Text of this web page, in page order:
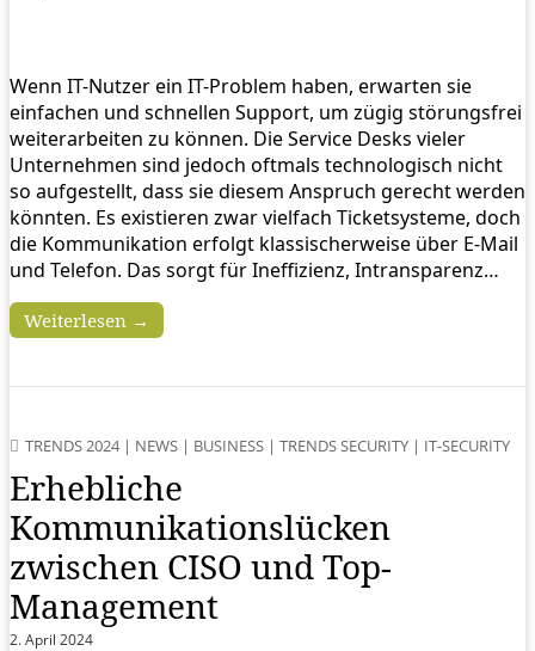
Wenn IT-Nutzer ein IT-Problem haben, erwarten sie
einfachen und schnellen Support, um zügig störungsfrei
weiterarbeiten zu können. Die Service Desks vieler
Unternehmen sind jedoch oftmals technologisch nicht
so aufgestellt, dass sie diesem Anspruch gerecht werden
könnten. Es existieren zwar vielfach Ticketsysteme, doch
die Kommunikation erfolgt klassischerweise über E-Mail
und Telefon. Das sorgt für Ineffizienz, Intransparenz…
Weiterlesen →
TRENDS 2024| NEWS | BUSINESS | TRENDS SECURITY | IT-SECURITY
Erhebliche
Kommunikationslücken
zwischen CISO und Top-
Management
2. April 2024